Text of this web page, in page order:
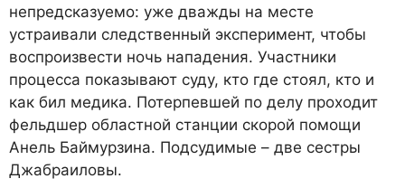
непредсказуемо: уже дважды на месте
устраивали следственный эксперимент, чтобы
воспроизвести ночь нападения. Участники
процесса показывают суду, кто где стоял, кто и
как бил медика. Потерпевшей по делу проходит
фельдшер областной станции скорой помощи
Анель Баймурзина. Подсудимые – две сестры
Джабраиловы.